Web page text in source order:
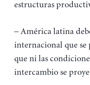
estructuras
– América latina
internacional que se
que ni las
intercambio se